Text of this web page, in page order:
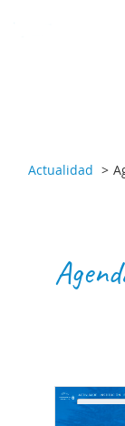
Actualidad